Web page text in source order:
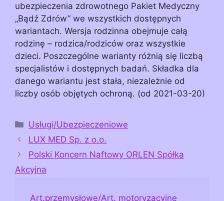
ubezpieczenia zdrowotnego Pakiet Medyczny
„Bądź Zdrów” we wszystkich dostępnych
wariantach. Wersja rodzinna obejmuje całą
rodzinę – rodzica/rodziców oraz wszystkie
dzieci. Poszczególne warianty różnią się liczbą
specjalistów i dostępnych badań. Składka dla
danego wariantu jest stała, niezależnie od
liczby osób objętych ochroną. (od 2021-03-20)
Kategorie
Usługi/Ubezpieczeniowe
LUX MED Sp. z o.o.
Polski Koncern Naftowy ORLEN Spółka
Akcyjna
Art.przemysłowe/Art. motoryzacyjne